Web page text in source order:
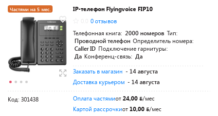
Частями на 5 мес.
IP-телефон Flyingvoice FIP10
0 отзывов
Телефонная книга: 2000 номеров Тип:
Проводной телефон Определитель номера:
Caller ID Подключение гарнитуры:
Да Конференц-связь: Да
Заказать в магазин - 14 августа
Доставка курьером - 14 августа
Код: 301438 Оплата частямиот24,00
/мес
Картой рассрочкиот 10,00 /мес